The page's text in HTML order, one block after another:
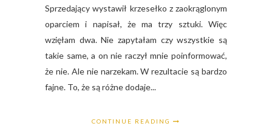
Sprzedający wystawił krzesełko z zaokrąglonym
oparciem i napisał, że ma trzy sztuki. Więc
wzięłam dwa. Nie zapytałam czy wszystkie są
takie same, a on nie raczył mnie poinformować,
że nie. Ale nie narzekam. W rezultacie są bardzo
fajne. To, że są różne dodaje...
CONTINUE READING